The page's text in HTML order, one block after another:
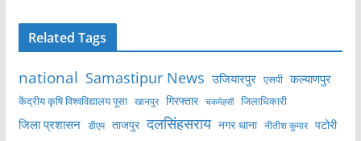
Related Tags
national Samastipur News उजियारपुर एसपी कल्याणपुर
केंद्रीय कृषि विश्वविद्यालय पूसा खानपुर गिरफ्तार चकमेहसी जिलाधिकारी
जिला प्रशासन डीएम ताजपुर दलसिंहसराय नगर थाना नीतीश कुमार पटोरी